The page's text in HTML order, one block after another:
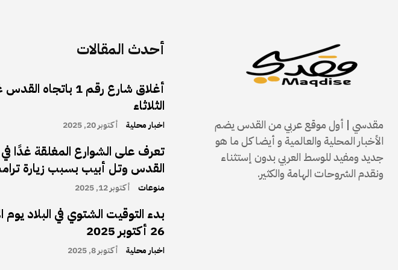
أحدث المقالات
أغلاق شارع رقم 1 باتجاه
الثلاثاء
اخبار محلية أكتوبر 20, 2025
تعرف على الشوارع المغلقة غدًا في
القدس وتل أبيب بسبب زيارة
منوعات أكتوبر 12, 2025
بدء التوقيت الشتوي في البلاد يوم
26 أكتوبر 2025
اخبار محلية أكتوبر 8, 2025
مقدسي | أول موقع عربي من القدس يضم
الأخبار المحلية والعالمية و أيضا كل ما هو
جديد ومفيد للوسط العربي بدون إستثناء
ونقدم الشروحات الهامة والكثير.